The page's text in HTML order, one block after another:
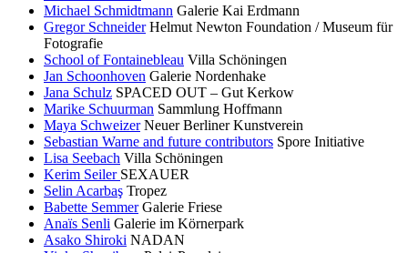
Michael Schmidtmann Galerie Kai Erdmann
Gregor Schneider Helmut Newton Foundation / Museum für
Fotografie
School of Fontainebleau Villa Schöningen
Jan Schoonhoven Galerie Nordenhake
Jana Schulz SPACED OUT – Gut Kerkow
Marike Schuurman Sammlung Hoffmann
Maya Schweizer Neuer Berliner Kunstverein
Sebastian Warne and future contributors Spore Initiative
Lisa Seebach Villa Schöningen
Kerim Seiler SEXAUER
Selin Acarbaş Tropez
Babette Semmer Galerie Friese
Anaïs Senli Galerie im Körnerpark
Asako Shiroki NADAN